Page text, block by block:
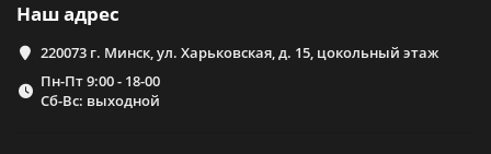
Наш адрес
220073 г. Минск, ул. Харьковская, д. 15, цокольный этаж
Пн-Пт 9:00 - 18-00
Сб-Вс: выходной